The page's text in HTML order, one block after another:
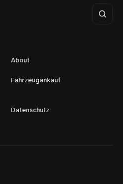
About
Fahrzeugankauf
Datenschutz